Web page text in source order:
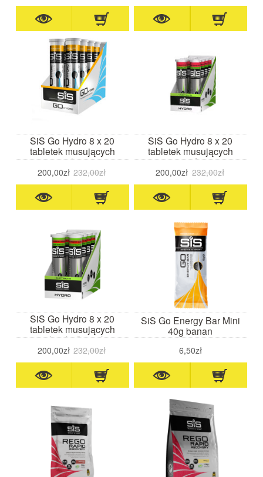
SiS Go Hydro 8 x 20
tabletek musujących
mango/ananas
200,00zł 232,00zł
SiS Go Hydro 8 x 20
tabletek musujących
grejpfrut
200,00zł 232,00zł
SiS Go Hydro 8 x 20
tabletek musujących
truskawka/limonka
200,00zł 232,00zł
SiS Go Energy Bar Mini
40g banan
6,50zł